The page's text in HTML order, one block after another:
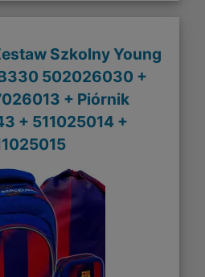
Szkolny Young
502026030 +
+ Piórnik
+ 511025014 +